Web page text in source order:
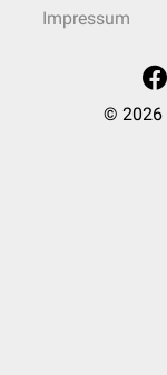
Impressum
© 2026